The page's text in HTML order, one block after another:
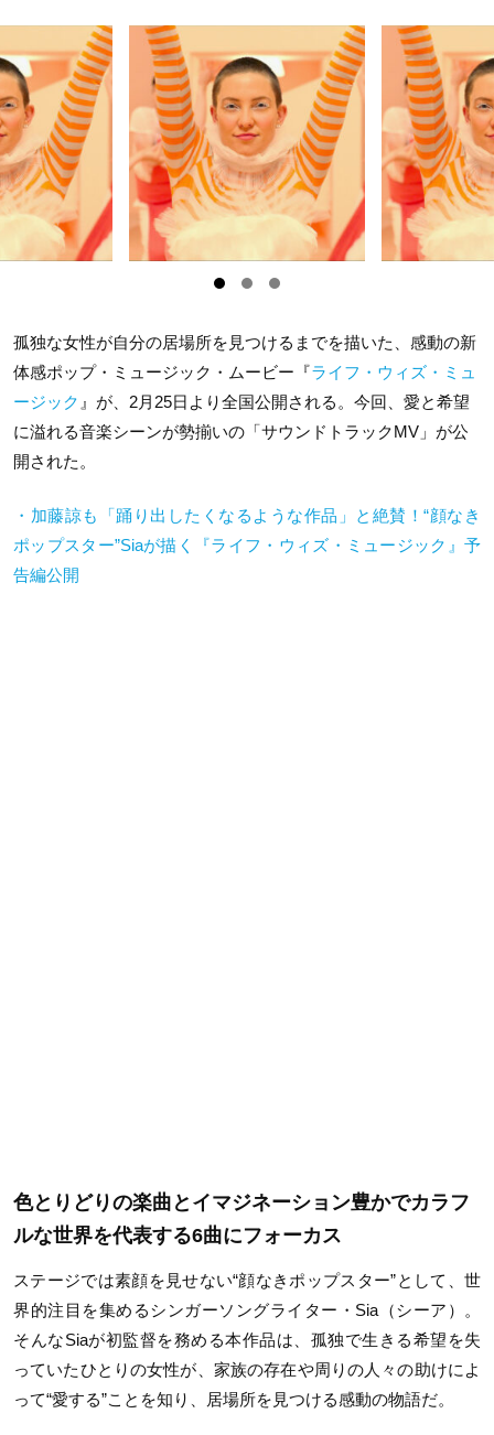
孤独な女性が自分の居場所を見つけるまでを描いた、感動の新
体感ポップ・ミュージック・ムービー『ライフ・ウィズ・ミュ
ージック 』が、 2月 25日より全国公開される 。 今回、愛と希望
に溢れる音楽シーンが勢揃いの「サウンドトラックMV」が公
開された。
・加藤諒も「踊り出したくなるような作品」と絶賛！“顔なき
ポップスター”Siaが描く『ライフ・ウィズ・ミュージック』予
告編公開
色とりどりの楽曲とイマジネーション豊かでカラフ
ルな世界を代表する6曲にフォーカス
ステージでは素顔を見せない“顔なきポップスター”として、世
界的注目を集めるシンガーソングライター・ Sia （シーア）。
そんなSiaが初監督を務める本作品は、孤独で生きる希望を失
っていたひとりの女性が、家族の存在や周りの人々の助けによ
って“愛する”ことを知り、居場所を見つける感動の物語だ。